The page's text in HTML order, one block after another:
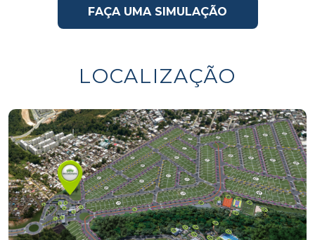
FAÇA UMA SIMULAÇÃO
LOCALIZAÇÃO